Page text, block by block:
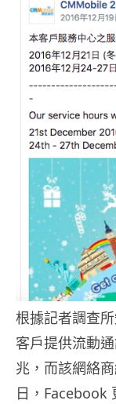
根據記者調查
客戶提供流動
兆，而該網絡
日，Facebook